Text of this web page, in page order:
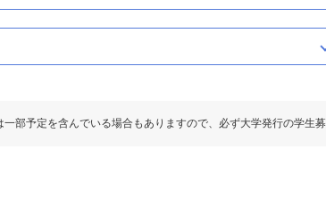
部予定を含んでいる場合もありますので、必ず大学発行の学生募